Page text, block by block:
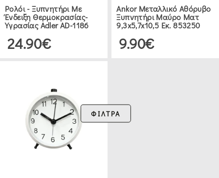
Ρολόι - Ξυπνητήρι Με
Ένδειξη Θερμοκρασίας-
Υγρασίας Adler AD-1186
24.90€
Ankor Μεταλλικό Αθόρυβο
Ξυπνητήρι Μαύρο Ματ
9,3x5,7x10,5 Εκ. 853250
9.90€
ΦΙΛΤΡΑ